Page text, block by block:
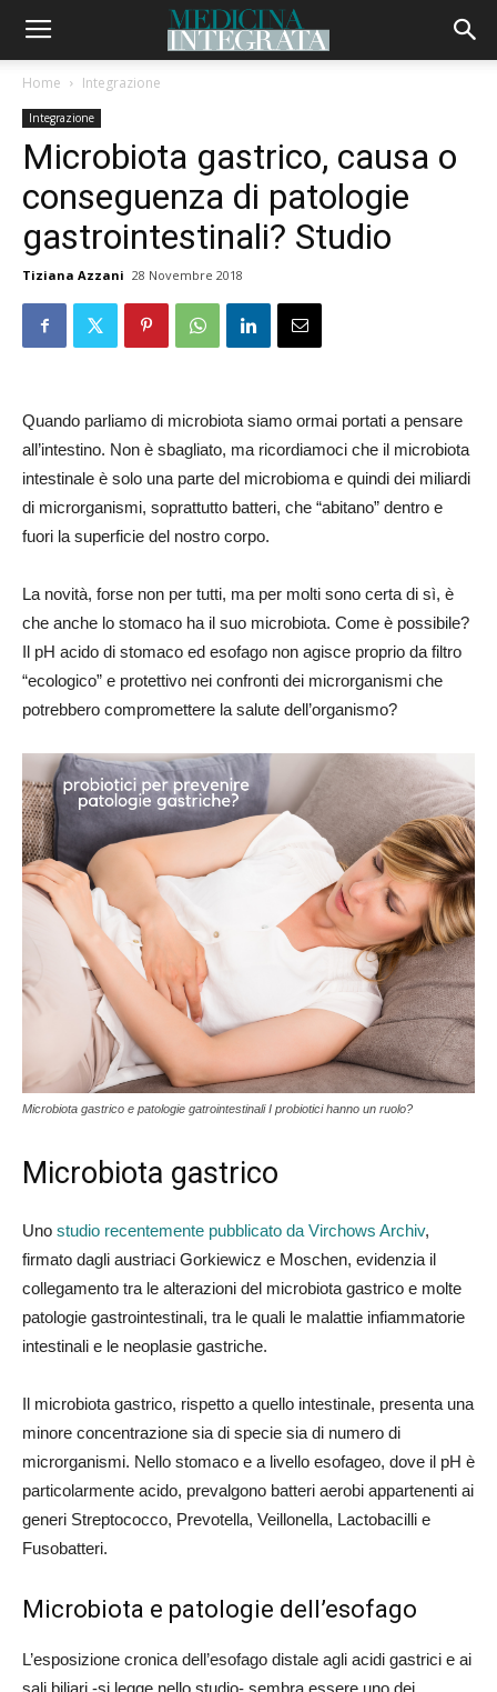
Home Integrazione
Integrazione
Microbiota gastrico, causa o
conseguenza di patologie
gastrointestinali? Studio
Tiziana Azzani 28 Novembre 2018
Quando parliamo di microbiota siamo ormai portati a pensare
all’intestino. Non è sbagliato, ma ricordiamoci che il microbiota
intestinale è solo una parte del microbioma e quindi dei miliardi
di microrganismi, soprattutto batteri, che “abitano” dentro e
fuori la superficie del nostro corpo.
La novità, forse non per tutti, ma per molti sono certa di sì, è
che anche lo stomaco ha il suo microbiota. Come è possibile?
Il pH acido di stomaco ed esofago non agisce proprio da filtro
“ecologico” e protettivo nei confronti dei microrganismi che
potrebbero compromettere la salute dell’organismo?
Microbiota gastrico e patologie gatrointestinali I probiotici hanno un ruolo?
Microbiota gastrico
Uno studio recentemente pubblicato da Virchows Archiv,
firmato dagli austriaci Gorkiewicz e Moschen, evidenzia il
collegamento tra le alterazioni del microbiota gastrico e molte
patologie gastrointestinali, tra le quali le malattie infiammatorie
intestinali e le neoplasie gastriche.
Il microbiota gastrico, rispetto a quello intestinale, presenta una
minore concentrazione sia di specie sia di numero di
microrganismi. Nello stomaco e a livello esofageo, dove il pH è
particolarmente acido, prevalgono batteri aerobi appartenenti ai
generi Streptococco, Prevotella, Veillonella, Lactobacilli e
Fusobatteri.
Microbiota e patologie dell’esofago
L’esposizione cronica dell’esofago distale agli acidi gastrici e ai
sali biliari -si legge nello studio- sembra essere uno dei